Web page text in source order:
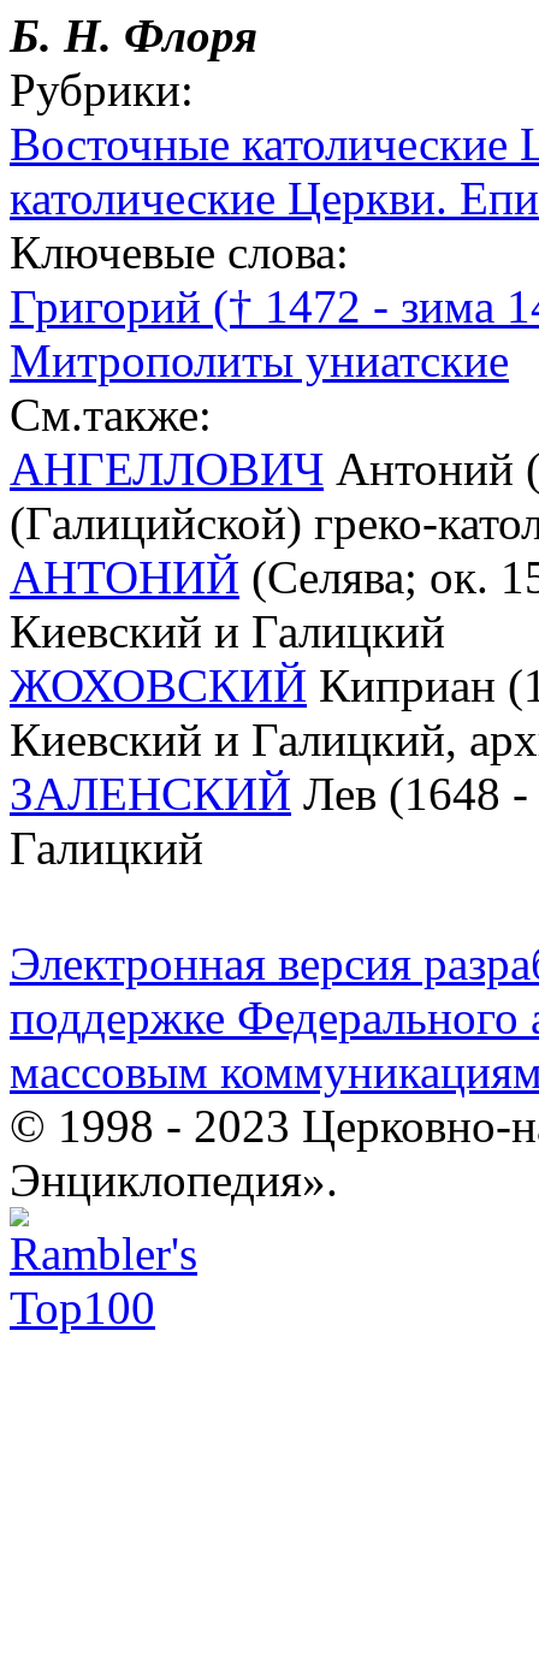
Б. Н. Флоря
Рубрики:
Восточные католические
католические Церкви.
Ключевые слова:
Григорий († 1472 - зима
Митрополиты униатские
См.также:
АНГЕЛЛОВИЧ Антоний
(Галицийской) греко-
АНТОНИЙ (Селява; ок.
Киевский и Галицкий
ЖОХОВСКИЙ Киприан
Киевский и Галицкий,
ЗАЛЕНСКИЙ Лев (1648
Галицкий
Электронная версия
поддержке Федерального
массовым
© 1998 - 2023 Церковно-
Энциклопедия».